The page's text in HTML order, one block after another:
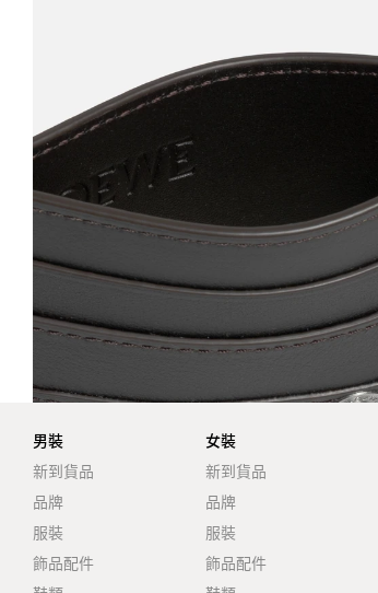
男裝
新到貨品
品牌
服裝
飾品配件
女裝
新到貨品
品牌
服裝
飾品配件